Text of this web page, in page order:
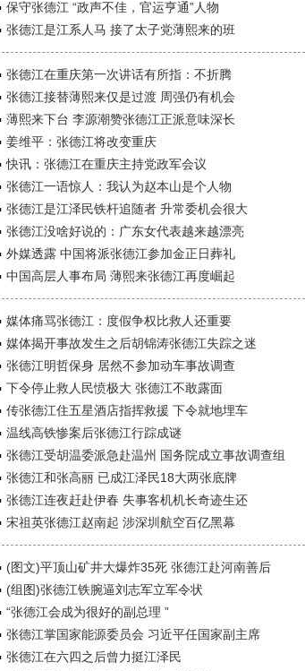
保守张德江 “政声不佳，官运亨通”人物
张德江是江系人马 接了太子党薄熙来的班
张德江在重庆第一次讲话有所指：不折腾
张德江接替薄熙来仅是过渡 周强仍有机会
薄熙来下台 李源潮赞张德江正派意味深长
姜维平：张德江将改变重庆
快讯：张德江在重庆主持党政军会议
张德江一语惊人：我认为赵本山是个人物
张德江是江泽民铁杆追随者 升常委机会很大
张德江没啥好说的：广东女代表越来越漂亮
外媒透露 中国将派张德江参加金正日葬礼
中国高层人事布局 薄熙来张德江再度崛起
媒体痛骂张德江：度假争权比救人还重要
媒体揭开事故发生之后胡锦涛张德江失踪之迷
张德江明哲保身 居然不参加动车事故调查
下令停止救人民愤极大 张德江不敢露面
传张德江住五星酒店指挥救援 下令就地埋车
温线高铁惨案后张德江行踪成谜
张德江受胡温委派急赴温州 国务院成立事故调查组
张德江和张高丽 已成江泽民18大两张底牌
张德江连夜赶赴伊春 失事客机机长奇迹生还
宋祖英张德江赵南起 涉深圳航空百亿黑幕
(图文)平顶山矿井大爆炸35死 张德江赴河南善后
(组图)张德江铁腕逼刘志军立军令状
“张德江会成为很好的副总理 ”
张德江掌国家能源委员会 习近平任国家副主席
张德江在六四之后曾力挺江泽民